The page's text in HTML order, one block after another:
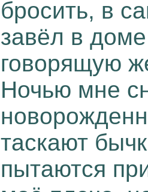
бросить, в
завёл в
говорящую
Ночью мне
таскают
пытаются